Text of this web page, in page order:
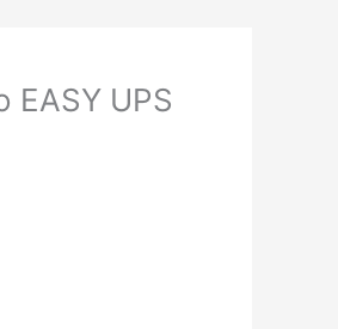
EASY UPS